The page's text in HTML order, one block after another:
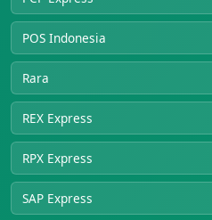
POS Indonesia
Rara
REX Express
RPX Express
SAP Express